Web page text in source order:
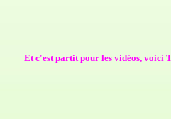
Et c'est partit pour les vidéos, voici